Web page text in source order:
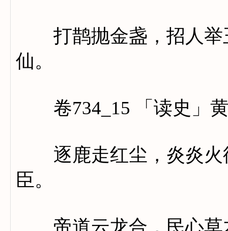
打鹊抛金盏，招人举
仙。
卷734_15 「读史」
逐鹿走红尘，炎炎火
臣。
帝道云龙合，民心草